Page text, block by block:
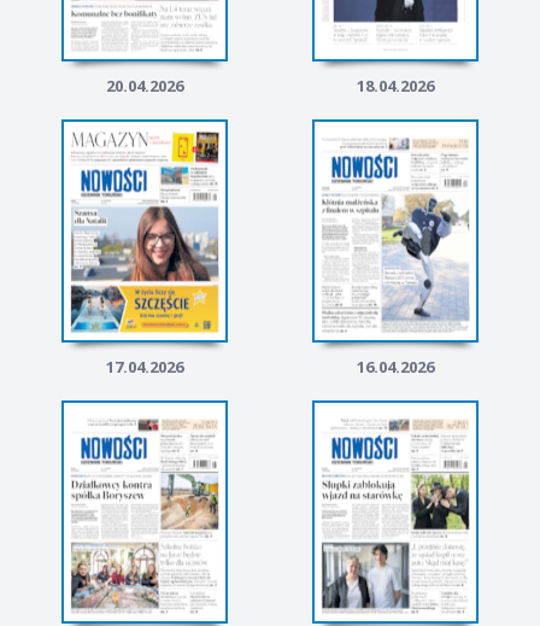
20.04.2026 18.04.2026
17.04.2026 16.04.2026